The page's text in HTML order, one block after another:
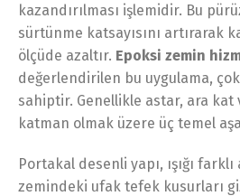
kazandırılması işlemidir. Bu
sürtünme katsayısını artırarak
ölçüde azaltır. Epoksi zemin
değerlendirilen bu uygulama,
sahiptir. Genellikle astar, ara kat
katman olmak üzere üç temel
Portakal desenli yapı, ışığı
zemindeki ufak tefek kusurları